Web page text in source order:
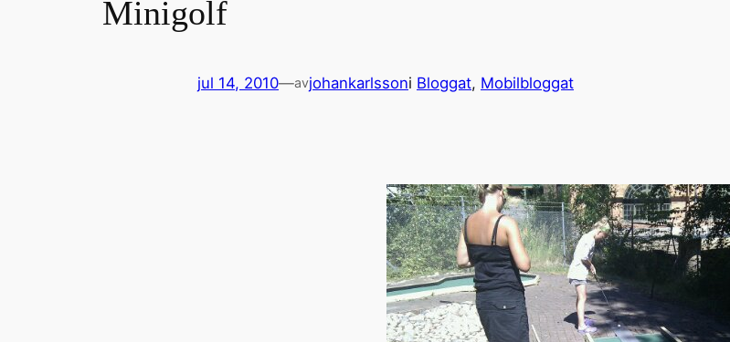
Minigolf
jul 14, 2010—avjohankarlssoni Bloggat, Mobilbloggat